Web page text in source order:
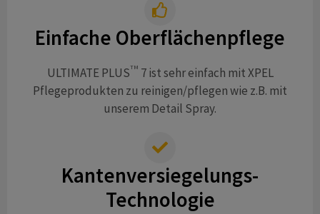
Einfache Oberflächenpflege
ULTIMATE PLUSTM 7 ist sehr einfach mit XPEL
Pflegeprodukten zu reinigen/pflegen wie z.B. mit
unserem Detail Spray.
Kantenversiegelungs-
Technologie